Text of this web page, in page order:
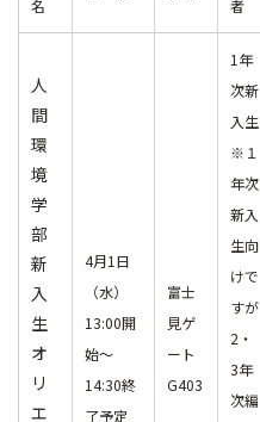
名
者
人
間
環
境
学
部
新
入
生
オ
リ
エ
4月1日
（水）
13:00開
始～
14:30終
了予定
富士
見ゲ
ート
G403
1年
次新
入生
※１
年次
新入
生向
けで
すが
2・
3年
次編